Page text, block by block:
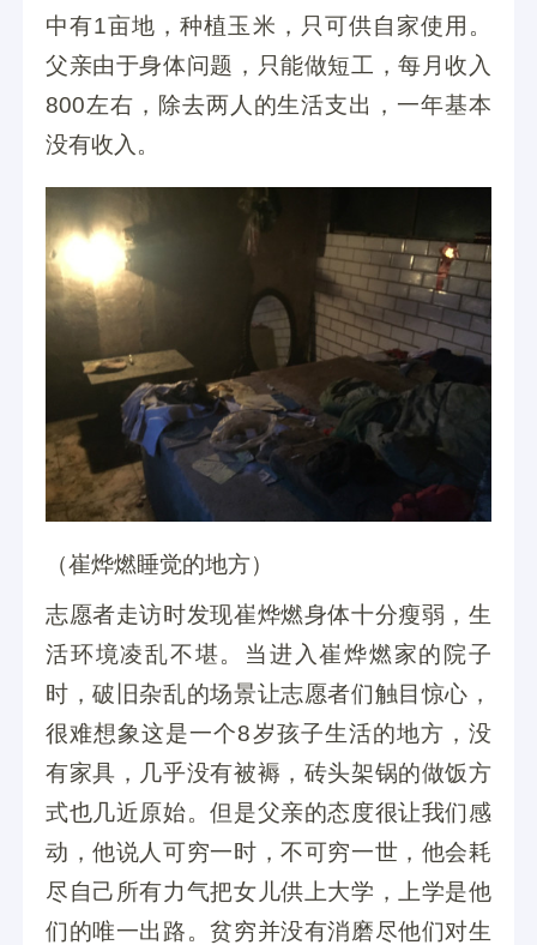
中有1亩地，种植玉米，只可供自家使用。
父亲由于身体问题，只能做短工，每月收入
800左右，除去两人的生活支出，一年基本
没有收入。
（崔烨燃睡觉的地方）
志愿者走访时发现崔烨燃身体十分瘦弱，生
活环境凌乱不堪。当进入崔烨燃家的院子
时，破旧杂乱的场景让志愿者们触目惊心，
很难想象这是一个8岁孩子生活的地方，没
有家具，几乎没有被褥，砖头架锅的做饭方
式也几近原始。但是父亲的态度很让我们感
动，他说人可穷一时，不可穷一世，他会耗
尽自己所有力气把女儿供上大学，上学是他
们的唯一出路。贫穷并没有消磨尽他们对生